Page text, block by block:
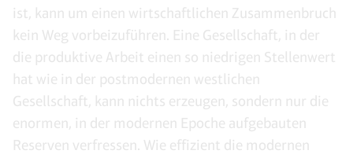
ist, kann um einen wirtschaftlichen Zusammenbruch
kein Weg vorbeizuführen. Eine Gesellschaft, in der
die produktive Arbeit einen so niedrigen Stellenwert
hat wie in der postmodernen westlichen
Gesellschaft, kann nichts erzeugen, sondern nur die
enormen, in der modernen Epoche aufgebauten
Reserven verfressen. Wie effizient die modernen